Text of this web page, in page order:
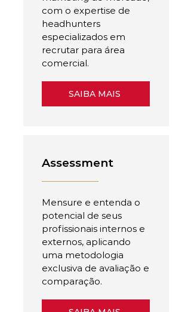
com o expertise de
headhunters
especializados em
recrutar para área
comercial.
SAIBA MAIS
Assessment
Mensure e entenda o
potencial de seus
profissionais internos e
externos, aplicando
uma metodologia
exclusiva de avaliação e
comparação.